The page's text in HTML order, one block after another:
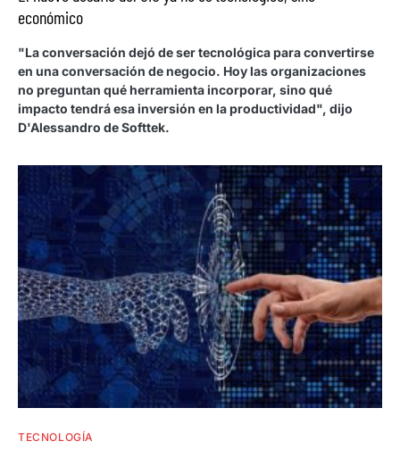
económico
"La conversación dejó de ser tecnológica para convertirse
en una conversación de negocio. Hoy las organizaciones
no preguntan qué herramienta incorporar, sino qué
impacto tendrá esa inversión en la productividad", dijo
D'Alessandro de Softtek.
TECNOLOGÍA